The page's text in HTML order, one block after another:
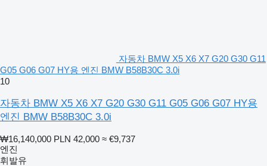
자동차 BMW X5 X6 X7 G20 G30 G11
G05 G06 G07 HY용 엔진 BMW B58B30C 3.0i
10
자동차 BMW X5 X6 X7 G20 G30 G11 G05 G06 G07 HY용
엔진 BMW B58B30C 3.0i
₩16,140,000 PLN 42,000 ≈ €9,737
엔진
휘발유